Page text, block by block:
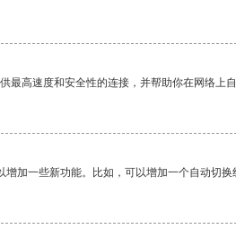
最高速度和安全性的连接，并帮助你在网络上自
加一些新功能。比如，可以增加一个自动切